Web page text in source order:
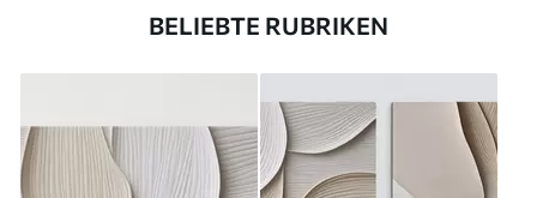
BELIEBTE RUBRIKEN